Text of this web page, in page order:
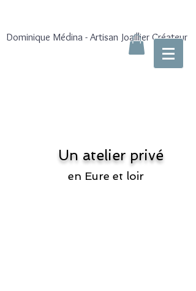
Dominique Médina - Artisan Joaillier Créateur
Un atelier privé
en Eure et loir